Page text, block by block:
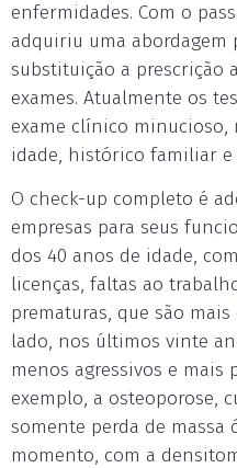
enfermidades. Com o
adquiriu uma abordagem
substituição a prescrição
exames. Atualmente os
exame clínico minucioso,
idade, histórico familiar e
O check-up completo é
empresas para seus
dos 40 anos de idade,
licenças, faltas ao
prematuras, que são
lado, nos últimos vinte
menos agressivos e mais
exemplo, a osteoporose,
somente perda de massa
momento, com a